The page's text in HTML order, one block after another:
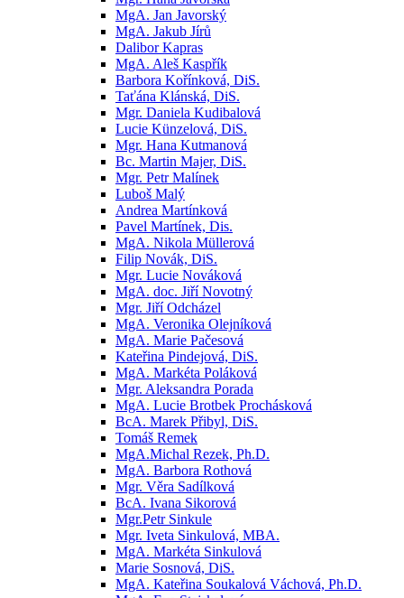
MgA. Jan Javorský
MgA. Jakub Jírů
Dalibor Kapras
MgA. Aleš Kaspřík
Barbora Kořínková, DiS.
Taťána Klánská, DiS.
Mgr. Daniela Kudibalová
Lucie Künzelová, DiS.
Mgr. Hana Kutmanová
Bc. Martin Majer, DiS.
Mgr. Petr Malínek
Luboš Malý
Andrea Martínková
Pavel Martínek, Dis.
MgA. Nikola Müllerová
Filip Novák, DiS.
Mgr. Lucie Nováková
MgA. doc. Jiří Novotný
Mgr. Jiří Odcházel
MgA. Veronika Olejníková
MgA. Marie Pačesová
Kateřina Pindejová, DiS.
MgA. Markéta Poláková
Mgr. Aleksandra Porada
MgA. Lucie Brotbek Prochásková
BcA. Marek Přibyl, DiS.
Tomáš Remek
MgA.Michal Rezek, Ph.D.
MgA. Barbora Rothová
Mgr. Věra Sadílková
BcA. Ivana Sikorová
Mgr.Petr Sinkule
Mgr. Iveta Sinkulová, MBA.
MgA. Markéta Sinkulová
Marie Sosnová, DiS.
MgA. Kateřina Soukalová Váchová, Ph.D.